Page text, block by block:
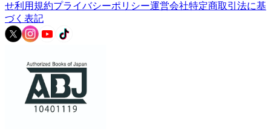
せ利用規約プライバシーポリシー運営会社特定商取引法に基
づく表記